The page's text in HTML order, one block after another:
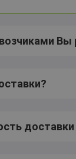
Вы
доставки